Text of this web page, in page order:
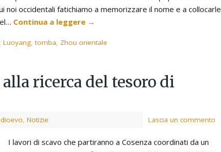
noi occidentali fatichiamo a memorizzare il nome e a collocarle
Continua a leggere →
, Luoyang, tomba, Zhou orientale
ricerca del tesoro di
, Notizie Lascia un commento
I lavori di scavo che partiranno a Cosenza coordinati da un